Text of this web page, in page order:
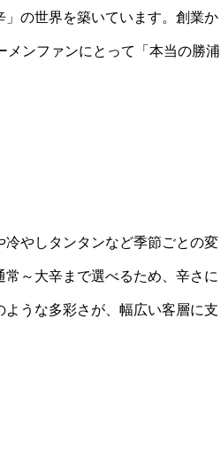
の世界を築いています。創業か
メンファンにとって「本当の勝浦
やしタンタンなど季節ごとの変
～大辛まで選べるため、辛さに
うな多彩さが、幅広い客層に支